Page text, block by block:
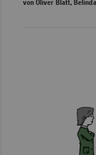
von Oliver Blatt,